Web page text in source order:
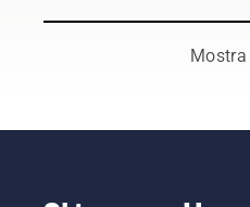
considerare
Mostra